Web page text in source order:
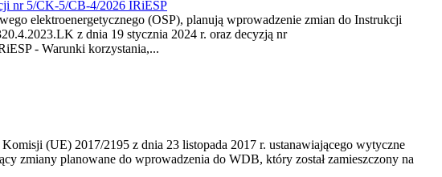
nr 5/CK-5/CB-4/2026 IRiESP
elektroenergetycznego (OSP), planują wprowadzenie zmian do Instrukcji
z dnia 19 stycznia 2024 r. oraz decyzją nr
- Warunki korzystania,...
(UE) 2017/2195 z dnia 23‍ listopada 2017 r. ustanawiającego wytyczne
zmiany planowane do wprowadzenia do WDB, który został zamieszczony na